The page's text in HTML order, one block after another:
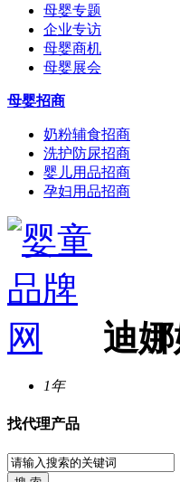
母婴专题
企业专访
母婴商机
母婴展会
母婴招商
奶粉辅食招商
洗护防尿招商
婴儿用品招商
孕妇用品招商
迪
1年
找代理产品